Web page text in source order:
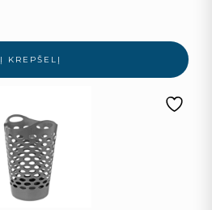
Į KREPŠELĮ